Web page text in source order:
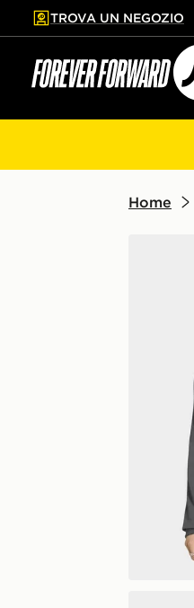
contenuto principale
a fondo pagina
TROVA UN NEGOZIO
Home